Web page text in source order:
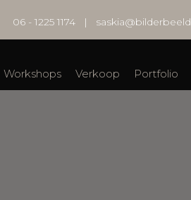
06 - 1225 1174 | saskia@bilderbeeld
Workshops Verkoop Portfolio